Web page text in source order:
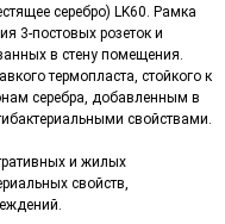
серебро) LK60. Рамка
3-постовых розеток и
в стену помещения.
термопласта, стойкого к
серебра, добавленным в
свойствами.
и жилых
свойств,